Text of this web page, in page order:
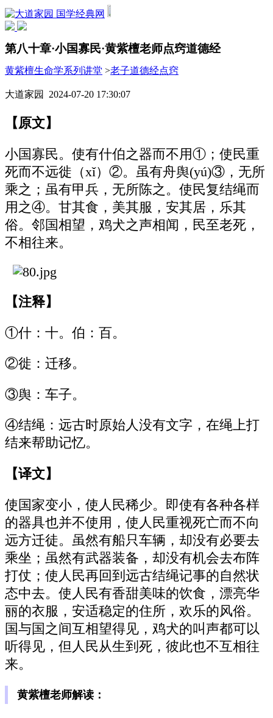
国学经典网
第八十章·小国寡民·黄紫檀老师点窍道德经
黄紫檀生命学系列讲堂 >老子道德经点窍
大道家园 2024-07-20 17:30:07
【原文】
小国寡民。使有什伯之器而不用①；使民重
死而不远徙（xǐ）②。虽有舟舆(yú)③，无所
乘之；虽有甲兵，无所陈之。使民复结绳而
用之④。甘其食，美其服，安其居，乐其
俗。邻国相望，鸡犬之声相闻，民至老死，
不相往来。
【注释】
①什：十。伯：百。
②徙：迁移。
③舆：车子。
④结绳：远古时原始人没有文字，在绳上打
结来帮助记忆。
【译文】
使国家变小，使人民稀少。即使有各种各样
的器具也并不使用，使人民重视死亡而不向
远方迁徒。虽然有船只车辆，却没有必要去
乘坐；虽然有武器装备，却没有机会去布阵
打仗；使人民再回到远古结绳记事的自然状
态中去。使人民有香甜美味的饮食，漂亮华
丽的衣服，安适稳定的住所，欢乐的风俗。
国与国之间互相望得见，鸡犬的叫声都可以
听得见，但人民从生到死，彼此也不互相往
来。
黄紫檀老师解读：